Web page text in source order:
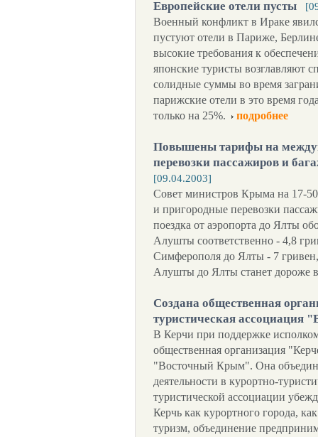
Европейские отели пусты
Военный конфликт в Ираке
пустуют отели в Париже,
высокие требования к
японские туристы возглавляют
солидные суммы во время
парижские отели в это время
только на 25%.
подробнее
Повышены тарифы на
перевозки пассажиров и
[09.04.2003]
Совет министров Крыма на 17-
и пригородные перевозки
поездка от аэропорта до Ялты
Алушты соответственно - 4,8
Симферополя до Ялты - 7
Алушты до Ялты станет дороже
Создана общественная
туристическая ассоциация
В Керчи при поддержке
общественная организация
"Восточный Крым". Она
деятельности в курортно-
туристической ассоциации
Керчь как курортного города,
туризм, объединение